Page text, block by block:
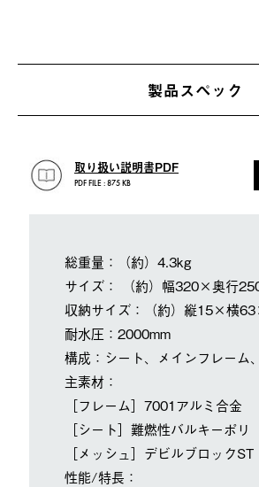
製品スペック
取り扱い説明書PDF
PDF FILE : 875 KB
総重量：（約）4.3kg
サイズ： （約）幅320×奥行
収納サイズ：（約）縦15×横
耐水圧：2000mm
構成：シート、メインフレーム
主素材：
［フレーム］7001アルミ合金
［シート］難燃性バルキーポリ
［メッシュ］デビルブロックST
性能/特長：